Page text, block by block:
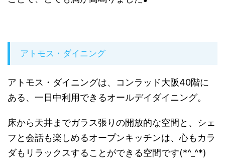
アトモス・ダイニング
アトモス・ダイニングは、コンラッド大阪40階に
ある、一日中利用できるオールデイダイニング。
床から天井までガラス張りの開放的な空間と、シェ
フと会話も楽しめるオープンキッチンは、心もカラ
ダもリラックスすることができる空間です(*^_^*)